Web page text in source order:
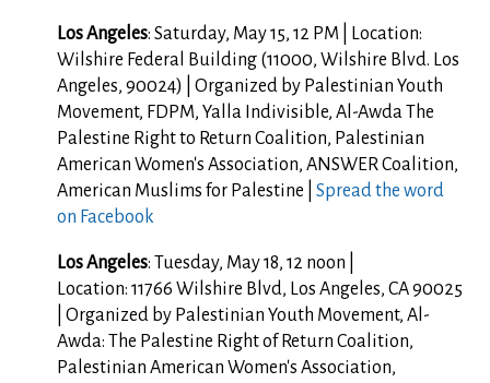
Los Angeles: Saturday, May 15, 12 PM | Location:
Wilshire Federal Building (11000, Wilshire Blvd. Los
Angeles, 90024) | Organized by Palestinian Youth
Movement, FDPM, Yalla Indivisible, Al-Awda The
Palestine Right to Return Coalition, Palestinian
American Women's Association, ANSWER Coalition,
American Muslims for Palestine |Spread the word
on Facebook
Los Angeles: Tuesday, May 18, 12 noon |
Location: 11766 Wilshire Blvd, Los Angeles, CA 90025
| Organized by Palestinian Youth Movement, Al-
Awda: The Palestine Right of Return Coalition,
Palestinian American Women's Association,